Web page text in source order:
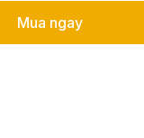
Mua ngay